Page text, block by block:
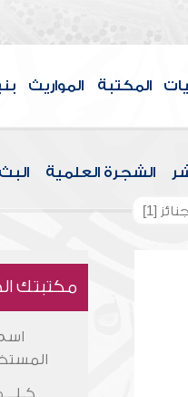
المكتبة المواريث
الشجرة العلمية
[1]
مكتبتك